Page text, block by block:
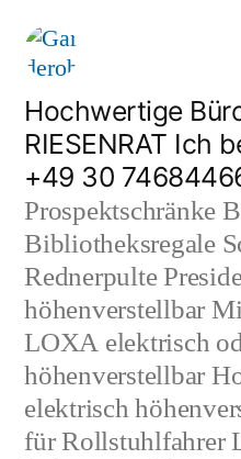
Zum
Inhalt
springen
Hochwertige
RIESENRAT Ich
+49 30
Prospektschränke
Bibliotheksregale
Rednerpulte
höhenverstellbar
LOXA elektrisch
höhenverstellbar
elektrisch
für Rollstuhlfahrer